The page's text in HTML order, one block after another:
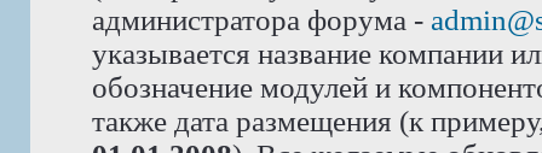
администратора форума -
указывается название компании
обозначение модулей и
также дата размещения (к